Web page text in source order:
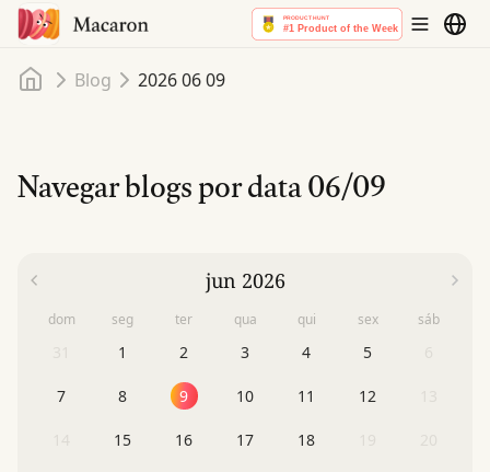
InícioBlog 2026 06 09
Navegar blogs por data06/09
jun 2026
dom seg ter qua qui sex sáb
1 2 3 4 5
7 8 9 10 11 12
15 16 17 18